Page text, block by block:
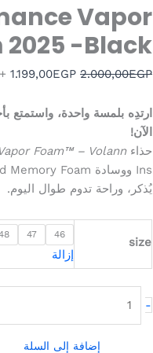
Vapor
2025 -Black
2.000,00EGP
هو:
2.000,00EGP.
1.199,00EGP
+ Free Shipping
الآن!
حذاءFoam™ – Volann
يُذكر، وراحة تدوم طوال اليوم.
size
46
47
إزالة
-
Skechers
Performance
Vapor
2025
Black
إضافة إلى السلة